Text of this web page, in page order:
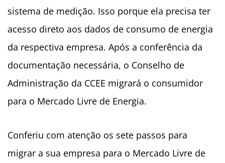
sistema de medição. Isso porque ela precisa ter
acesso direto aos dados de consumo de energia
da respectiva empresa. Após a conferência da
documentação necessária, o Conselho de
Administração da CCEE migrará o consumidor
para o Mercado Livre de Energia.
Conferiu com atenção os sete passos para
migrar a sua empresa para o Mercado Livre de